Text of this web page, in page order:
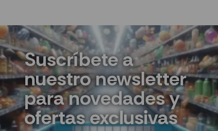
Suscríbete a
nuestro newsletter
para novedades y
ofertas exclusivas